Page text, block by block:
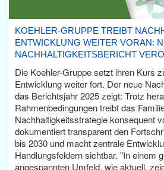
KOEHLER-GRUPPE TREIBT
ENTWICKLUNG WEITER VORAN:
NACHHALTIGKEITSBERICHT
Die Koehler-Gruppe setzt ihren Kurs
Entwicklung weiter fort. Der neue
das Berichtsjahr 2025 zeigt: Trotz
Rahmenbedingungen treibt das
Nachhaltigkeitsstrategie konsequent
dokumentiert transparent den
bis 2030 und macht zentrale
Handlungsfeldern sichtbar. "In einem
angespannten Umfeld, wie aktuell,